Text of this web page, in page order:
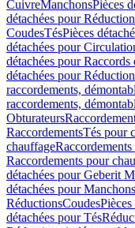
CuivreManchonsPièces
détachées pour
CoudesTésPièces
détachées pour
détachées pour Raccords
détachées pour
raccordements,
raccordements,
Obturateurs
RaccordementsTés pour
chauffage
Raccordements pour
détachées pour Geberit
détachées pour Manchons
RéductionsCoudes
détachées pour Tés